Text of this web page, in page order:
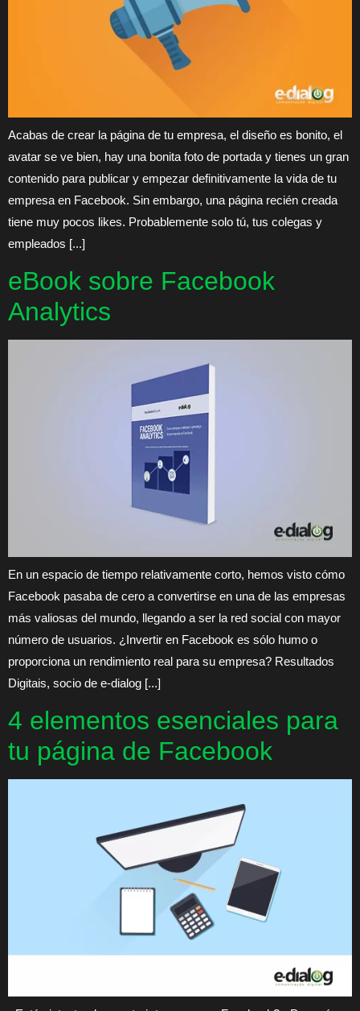
Acabas de crear la página de tu empresa, el diseño es bonito, el
avatar se ve bien, hay una bonita foto de portada y tienes un gran
contenido para publicar y empezar definitivamente la vida de tu
empresa en Facebook. Sin embargo, una página recién creada
tiene muy pocos likes. Probablemente solo tú, tus colegas y
empleados [...]
eBook sobre Facebook
Analytics
En un espacio de tiempo relativamente corto, hemos visto cómo
Facebook pasaba de cero a convertirse en una de las empresas
más valiosas del mundo, llegando a ser la red social con mayor
número de usuarios. ¿Invertir en Facebook es sólo humo o
proporciona un rendimiento real para su empresa? Resultados
Digitais, socio de e-dialog [...]
4 elementos esenciales para
tu página de Facebook